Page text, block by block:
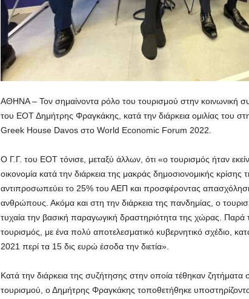
ΑΘΗΝΑ – Τον σημαίνοντα ρόλο του τουρισμού στην κοινωνική
του ΕΟΤ Δημήτρης Φραγκάκης, κατά την διάρκεια ομιλίας του
Greek House Davos στο World Economic Forum 2022.
Ο Γ.Γ. του ΕΟΤ τόνισε, μεταξύ άλλων, ότι «ο τουρισμός ήταν
οικονομία κατά την διάρκεια της μακράς δημοσιονομικής
αντιπροσωπεύει το 25% του ΑΕΠ και προσφέροντας
ανθρώπους. Ακόμα και στη την διάρκεια της πανδημίας, ο
τυχαία την βασική παραγωγική δραστηριότητα της χώρας. Παρά
τουρισμός, με ένα πολύ αποτελεσματικό κυβερνητικό σχέδιο,
2021 περί τα 15 δις ευρώ έσοδα την διετία».
Κατά την διάρκεια της συζήτησης στην οποία τέθηκαν ζητήματα
τουρισμού, ο Δημήτρης Φραγκάκης τοποθετήθηκε